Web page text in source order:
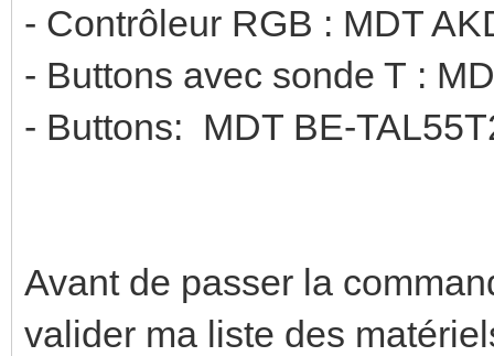
- Contrôleur RGB : MDT
- Buttons avec sonde T :
- Buttons: MDT BE-
Avant de passer la
valider ma liste des